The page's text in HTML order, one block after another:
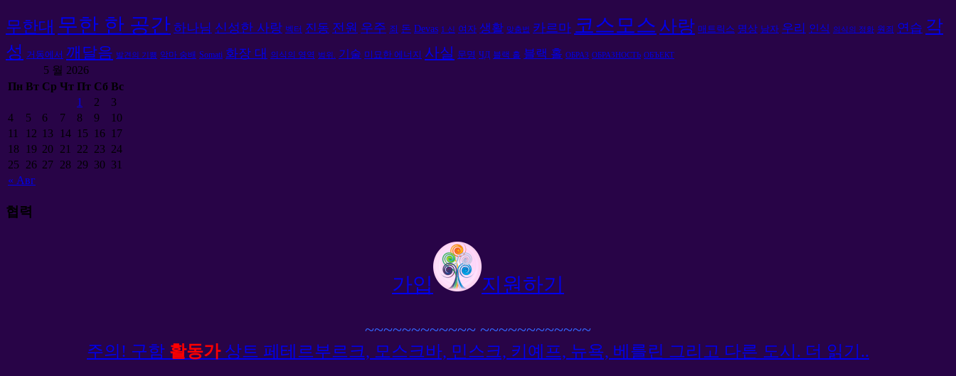
무한대 무한 한 공간 하나님 신성한 사랑 벡터 진동 전원 우주 죄 돈 Devas 1 신 여자 생활 맞춤법 카르마 코스모스 사랑 매트릭스 명상 남자 우리 인식 의식의 정화 원죄 연습 각
성 거동에서 깨달음 발견의 기쁨 악마 숭배 Somati 화장 대 의식의 영역 범위. 기술 미묘한 에너지 사실 문명 ЧД 블랙 홀 블랙 홀 ОБРАЗ ОБРАЗНОСТЬ ОБЪЕКТ
5 월 2026
Пн Вт Ср Чт Пт Сб Вс
« Авг
1 2
3
4
5 6 7 8 9
10
11
12 13 14 15 16 17
18
19 20 21 22 23 24
25 26 27 28 29 30 31
협력
가입 지원하기
~~~~~~~~~~~~ ~~~~~~~~~~~~
주의! 구함 활동가상트 페테르부르크, 모스크바, 민스크, 키예프, 뉴욕, 베를린 그리고 다른 도시. 더 읽기..